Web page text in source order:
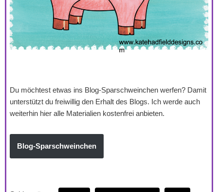
Du möchtest etwas ins Blog-Sparschweinchen werfen? Damit
unterstützt du freiwillig den Erhalt des Blogs. Ich werde auch
weiterhin hier alle Materialien kostenfrei anbieten.
Blog-Sparschweinchen